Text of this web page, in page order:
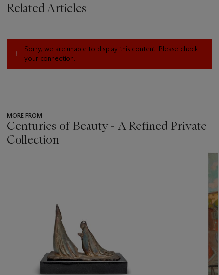
Related Articles
Sorry, we are unable to display this content. Please check
your connection.
MORE FROM
Centuries of Beauty - A Refined Private
Collection